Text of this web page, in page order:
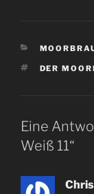
DER
Eine
Weiß 11“